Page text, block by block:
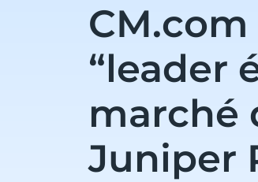
“leader
marché
Juniper